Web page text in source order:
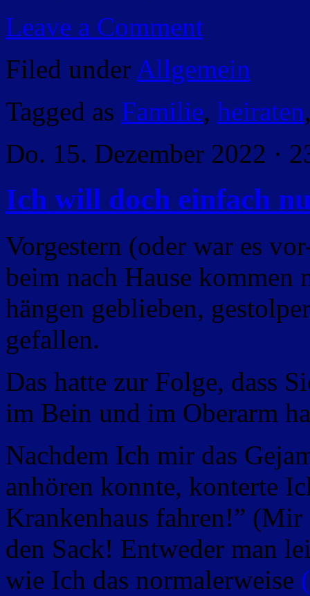
Leave a Comment
Filed under Allgemein
Tagged as Familie, heiraten
Do. 15. Dezember 2022 ·
Ich will doch einfach
Vorgestern (oder war es
beim nach Hause kommen
hängen geblieben,
gefallen.
Das hatte zur Folge, dass
im Bein und im Oberarm
Nachdem Ich mir das
anhören konnte, konterte
Krankenhaus fahren!” (Mir
den Sack! Entweder man
wie Ich das normalerweise